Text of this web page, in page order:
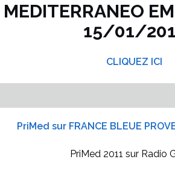
MEDITERRANEO
15/01/
CLIQUEZ ICI
PriMed sur FRANCE BLEUE
PriMed 2011 sur Radio